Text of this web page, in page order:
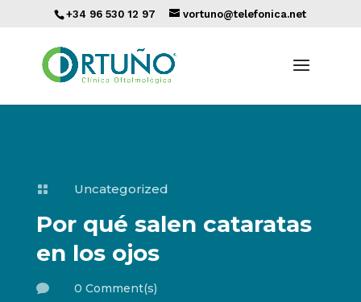
+34 96 530 12 97 vortuno@telefonica.net
 Uncategorized
Por qué salen cataratas
en los ojos
 0 Comment(s)